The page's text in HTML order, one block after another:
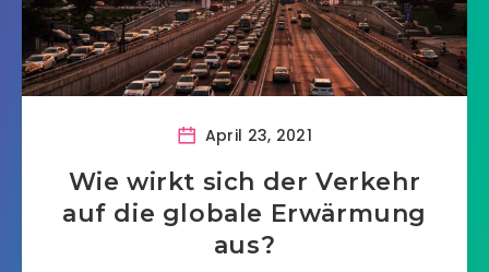
April 23, 2021
Wie wirkt sich der Verkehr
auf die globale Erwärmung
aus?